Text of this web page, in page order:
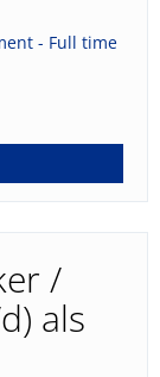
- Full time
/
als